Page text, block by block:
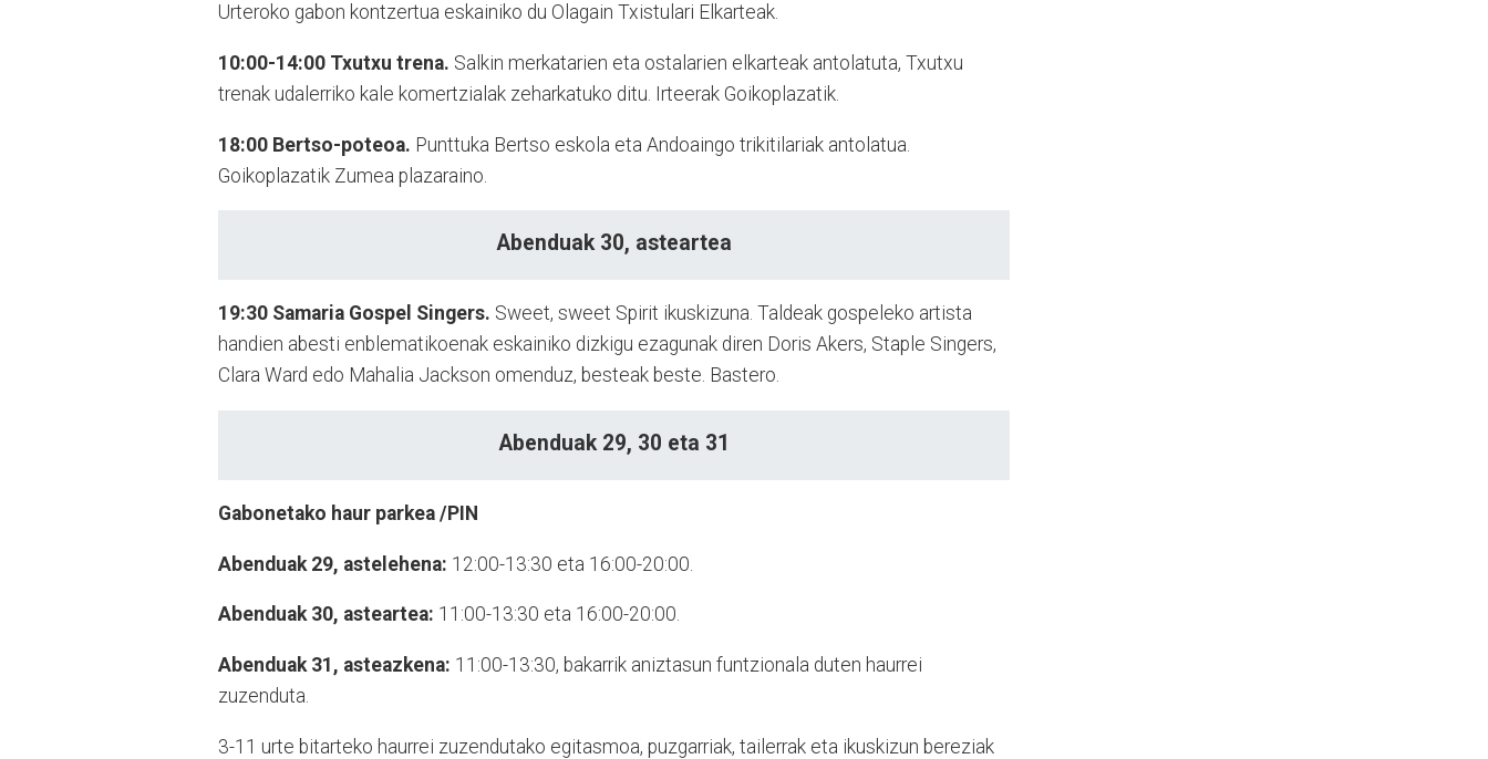
Urteroko gabon kontzertua eskainiko du Olagain Txistulari Elkarteak.
10:00-14:00 Txutxu trena. Salkin merkatarien eta ostalarien elkarteak antolatuta, Txutxu
trenak udalerriko kale komertzialak zeharkatuko ditu. Irteerak Goikoplazatik.
18:00 Bertso-poteoa. Punttuka Bertso eskola eta Andoaingo trikitilariak antolatua.
Goikoplazatik Zumea plazaraino.
Abenduak 30, asteartea
19:30 Samaria Gospel Singers. Sweet, sweet Spirit ikuskizuna. Taldeak gospeleko artista
handien abesti enblematikoenak eskainiko dizkigu ezagunak diren Doris Akers, Staple Singers,
Clara Ward edo Mahalia Jackson omenduz, besteak beste. Bastero.
Abenduak 29, 30 eta 31
Gabonetako haur parkea /PIN
Abenduak 29, astelehena: 12:00-13:30 eta 16:00-20:00.
Abenduak 30, asteartea: 11:00-13:30 eta 16:00-20:00.
Abenduak 31, asteazkena: 11:00-13:30, bakarrik aniztasun funtzionala duten haurrei
zuzenduta.
3-11 urte bitarteko haurrei zuzendutako egitasmoa, puzgarriak, tailerrak eta ikuskizun bereziak